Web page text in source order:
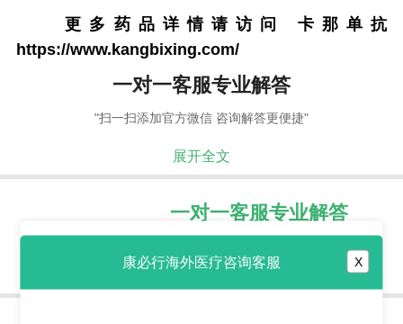
更多药品详情请访问 卡那单抗
https://www.kangbixing.com/
一对一客服专业解答
"扫一扫添加官方微信 咨询解答更便捷"
展开全文
一对一客服专业解答
7x24小时贴心专业为您解答
报告
用药
康必行海外医疗咨询客服 X